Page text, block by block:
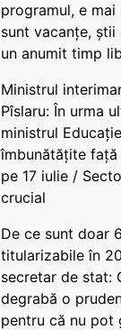
programul, e
sunt vacanţe,
un anumit timp
Ministrul
Pîslaru: În urma
ministrul
îmbunătățite
pe 17 iulie /
crucial
De ce sunt doar
titularizabile în
secretar de stat:
degrabă o
pentru că nu pot